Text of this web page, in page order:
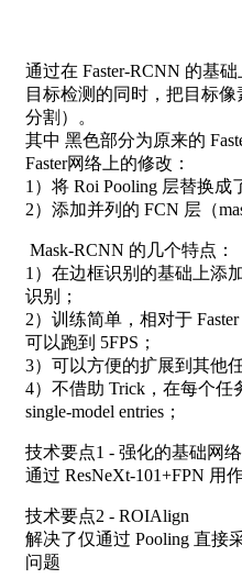
通过在 Faster-RCNN 的基
目标检测的同时，把目标
分割）。
其中 黑色部分为原来的
Faster网络上的修改：
1）将 Roi Pooling 层替换成
2）添加并列的 FCN 层（
Mask-RCNN 的几个特点：
1）在边框识别的基础上添
识别；
2）训练简单，相对于
可以跑到 5FPS；
3）可以方便的扩展到其他
4）不借助 Trick，在每个
single-model entries；
技术要点1 - 强化的基础网络
通过 ResNeXt-101+FPN 用
技术要点2 - ROIAlign
解决了仅通过 Pooling 直接
问题